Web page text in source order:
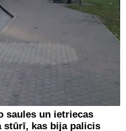
saules un ietriecas
stūrī, kas bija palicis